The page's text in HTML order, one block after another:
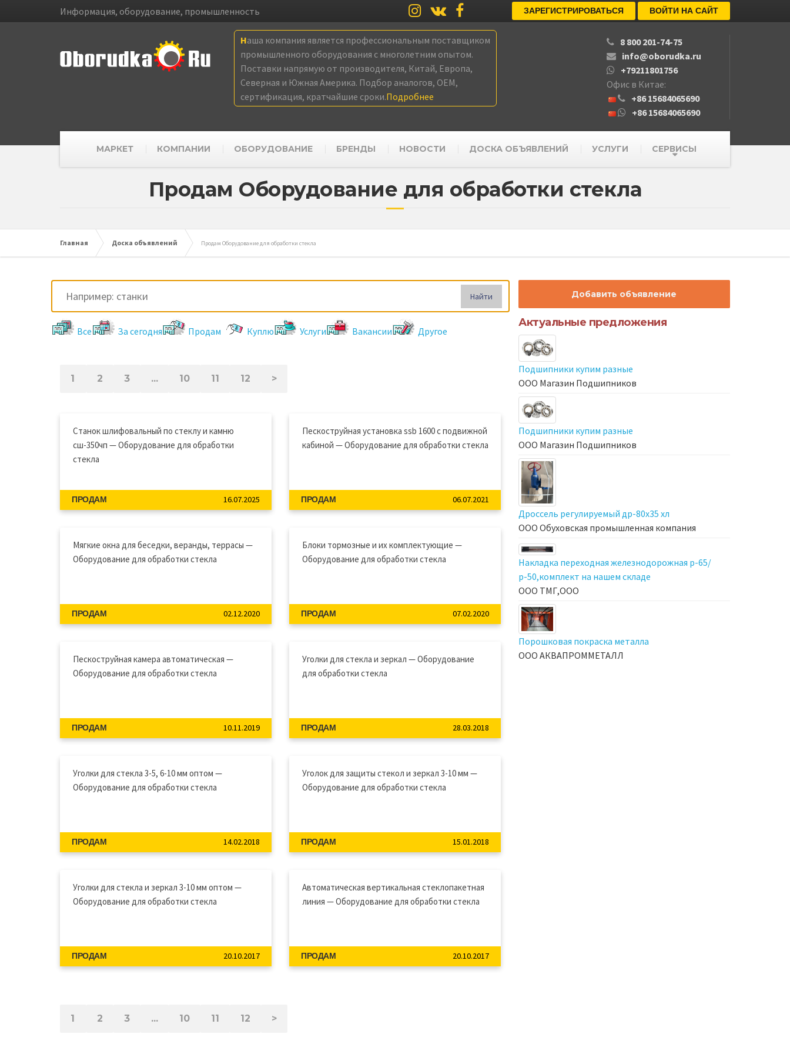
Информация, оборудование, промышленность ЗАРЕГИСТРИРОВАТЬСЯ ВОЙТИ НА САЙТ
Наша компания является профессиональным поставщиком
промышленного оборудования с многолетним опытом.
Поставки напрямую от производителя, Китай, Европа,
Северная и Южная Америка. Подбор аналогов, OEM,
сертификация, кратчайшие сроки.Подробнее
8 800 201-74-75
info@oborudka.ru
+79211801756
Офис в Китае:
+86 15684065690
+86 15684065690
МАРКЕТ КОМПАНИИ ОБОРУДОВАНИЕ БРЕНДЫ НОВОСТИ ДОСКА ОБЪЯВЛЕНИЙ УСЛУГИ СЕРВИСЫ
Продам Оборудование для обработки стекла
Главная Доска объявлений Продам Оборудование для обработки стекла
Найти
Все За сегодня Продам Куплю Услуги Вакансии Другое
1 2 3 ... 10 11 12 >
Станок шлифовальный по стеклу и камню
сш-350чп — Оборудование для обработки
стекла
ПРОДАМ 16.07.2025
Пескоструйная установка ssb 1600 с подвижной
кабиной — Оборудование для обработки стекла
ПРОДАМ 06.07.2021
Мягкие окна для беседки, веранды, террасы —
Оборудование для обработки стекла
ПРОДАМ 02.12.2020
Блоки тормозные и их комплектующие —
Оборудование для обработки стекла
ПРОДАМ 07.02.2020
Пескоструйная камера автоматическая —
Оборудование для обработки стекла
ПРОДАМ 10.11.2019
Уголки для стекла и зеркал — Оборудование
для обработки стекла
ПРОДАМ 28.03.2018
Уголки для стекла 3-5, 6-10 мм оптом —
Оборудование для обработки стекла
ПРОДАМ 14.02.2018
Уголок для защиты стекол и зеркал 3-10 мм —
Оборудование для обработки стекла
ПРОДАМ 15.01.2018
Уголки для стекла и зеркал 3-10 мм oптом —
Оборудование для обработки стекла
ПРОДАМ 20.10.2017
Автоматическая вертикальная стеклопакетная
линия — Оборудование для обработки стекла
ПРОДАМ 20.10.2017
1 2 3 ... 10 11 12 >
Добавить объявление
Актуальные предложения
Подшипники купим разные
ООО Магазин Подшипников
Подшипники купим разные
ООО Магазин Подшипников
Дроссель регулируемый др-80х35 хл
ООО Обуховская промышленная компания
Накладка переходная железнодорожная р-65/
р-50,комплект на нашем складе
ООО ТМГ,ООО
Порошковая покраска металла
ООО АКВАПРОММЕТАЛЛ